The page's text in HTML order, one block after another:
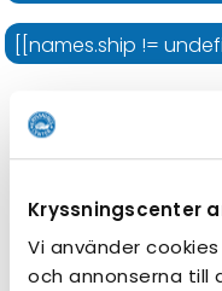
Kryssningscenter
Vi använder
och annonserna till
[[names.ship !=
Kryssningens längd